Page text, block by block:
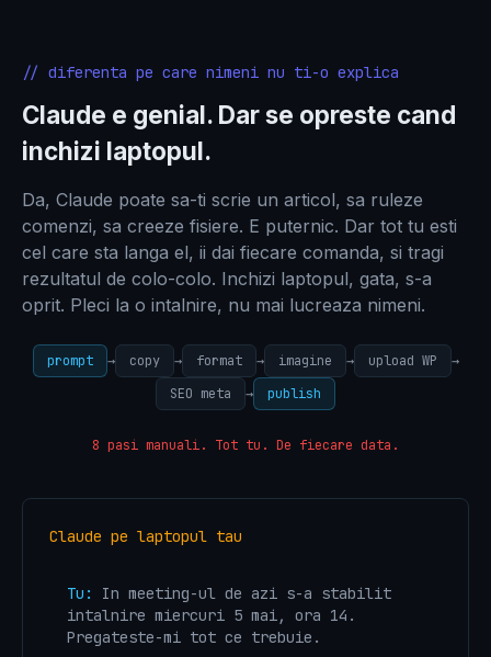
// diferenta pe care nimeni nu ti-o explica
Claude e genial. Dar se opreste cand
inchizi laptopul.
Da, Claude poate sa-ti scrie un articol, sa ruleze
comenzi, sa creeze fisiere. E puternic. Dar tot tu esti
cel care sta langa el, ii dai fiecare comanda, si tragi
rezultatul de colo-colo. Inchizi laptopul, gata, s-a
oprit. Pleci la o intalnire, nu mai lucreaza nimeni.
prompt → copy → format → imagine → upload WP
→
SEO meta
→ publish
8 pasi manuali. Tot tu. De fiecare data.
Claude pe laptopul tau
Tu:
In meeting-ul de azi s-a stabilit
intalnire miercuri 5 mai, ora 14.
Pregateste-mi tot ce trebuie.